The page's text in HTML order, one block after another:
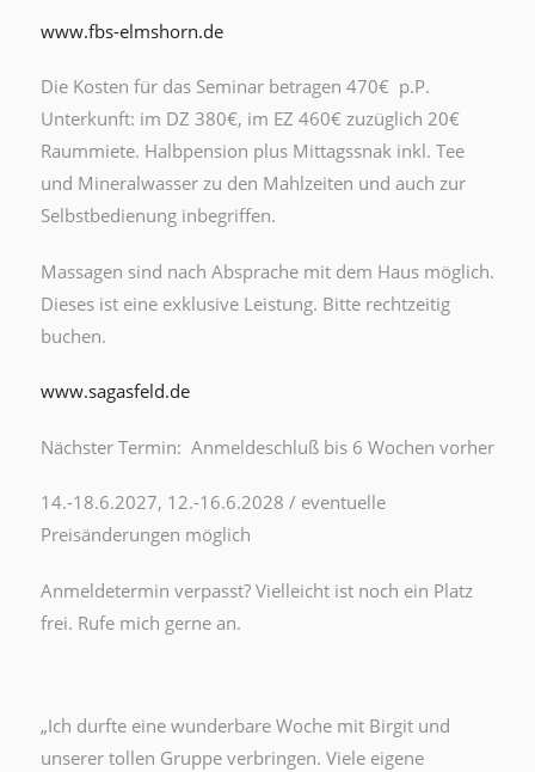
www.fbs-elmshorn.de
Die Kosten für das Seminar betragen 470€ p.P.
Unterkunft: im DZ 380€, im EZ 460€ zuzüglich 20€
Raummiete. Halbpension plus Mittagssnak inkl. Tee
und Mineralwasser zu den Mahlzeiten und auch zur
Selbstbedienung inbegriffen.
Massagen sind nach Absprache mit dem Haus möglich.
Dieses ist eine exklusive Leistung. Bitte rechtzeitig
buchen.
www.sagasfeld.de
Nächster Termin: Anmeldeschluß bis 6 Wochen vorher
14.-18.6.2027, 12.-16.6.2028 / eventuelle
Preisänderungen möglich
Anmeldetermin verpasst? Vielleicht ist noch ein Platz
frei. Rufe mich gerne an.
„Ich durfte eine wunderbare Woche mit Birgit und
unserer tollen Gruppe verbringen. Viele eigene